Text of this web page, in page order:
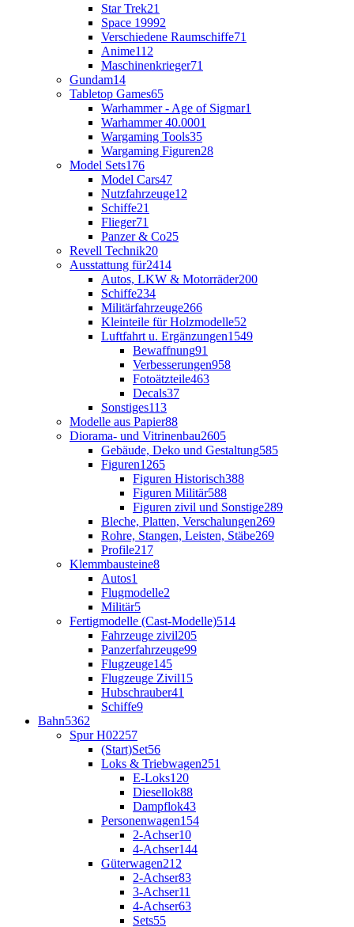
Star Trek21
Space 19992
Verschiedene Raumschiffe71
Anime112
Maschinenkrieger71
Gundam14
Tabletop Games65
Warhammer - Age of Sigmar1
Warhammer 40.0001
Wargaming Tools35
Wargaming Figuren28
Model Sets176
Model Cars47
Nutzfahrzeuge12
Schiffe21
Flieger71
Panzer & Co25
Revell Technik20
Ausstattung für2414
Autos, LKW & Motorräder200
Schiffe234
Militärfahrzeuge266
Kleinteile für Holzmodelle52
Luftfahrt u. Ergänzungen1549
Bewaffnung91
Verbesserungen958
Fotoätzteile463
Decals37
Sonstiges113
Modelle aus Papier88
Diorama- und Vitrinenbau2605
Gebäude, Deko und Gestaltung585
Figuren1265
Figuren Historisch388
Figuren Militär588
Figuren zivil und Sonstige289
Bleche, Platten, Verschalungen269
Rohre, Stangen, Leisten, Stäbe269
Profile217
Klemmbausteine8
Autos1
Flugmodelle2
Militär5
Fertigmodelle (Cast-Modelle)514
Fahrzeuge zivil205
Panzerfahrzeuge99
Flugzeuge145
Flugzeuge Zivil15
Hubschrauber41
Schiffe9
Bahn5362
Spur H02257
(Start)Set56
Loks & Triebwagen251
E-Loks120
Diesellok88
Dampflok43
Personenwagen154
2-Achser10
4-Achser144
Güterwagen212
2-Achser83
3-Achser11
4-Achser63
Sets55